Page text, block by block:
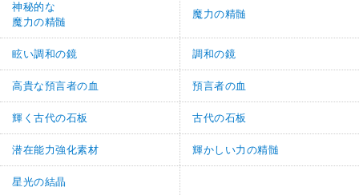
神秘的な
魔力の精髄
魔力の精髄
眩い調和の鏡 調和の鏡
高貴な預言者の血 預言者の血
輝く古代の石板 古代の石板
潜在能力強化素材 輝かしい力の精髄
星光の結晶